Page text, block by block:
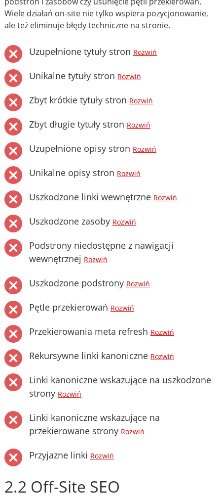
Wiele działań on-site nie tylko wspiera pozycjonowanie,
ale też eliminuje błędy techniczne na stronie.
Uzupełnione tytuły stron Rozwiń
Unikalne tytuły stron Rozwiń
Zbyt krótkie tytuły stron Rozwiń
Zbyt długie tytuły stron Rozwiń
Uzupełnione opisy stron Rozwiń
Unikalne opisy stron Rozwiń
Uszkodzone linki wewnętrzne Rozwiń
Uszkodzone zasoby Rozwiń
Podstrony niedostępne z nawigacji
wewnętrznej Rozwiń
Uszkodzone podstrony Rozwiń
Pętle przekierowań Rozwiń
Przekierowania meta refresh Rozwiń
Rekursywne linki kanoniczne Rozwiń
Linki kanoniczne wskazujące na uszkodzone
strony Rozwiń
Linki kanoniczne wskazujące na
przekierowane strony Rozwiń
Przyjazne linki Rozwiń
2.2 Off-Site SEO